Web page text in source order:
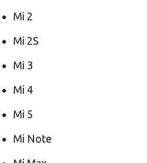
Mi 2
Mi 2S
Mi 3
Mi 4
Mi 5
Mi Note